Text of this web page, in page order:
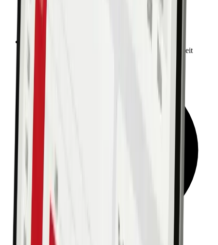
Digitale Erfassung und Auftragsabwicklung in Echtzeit